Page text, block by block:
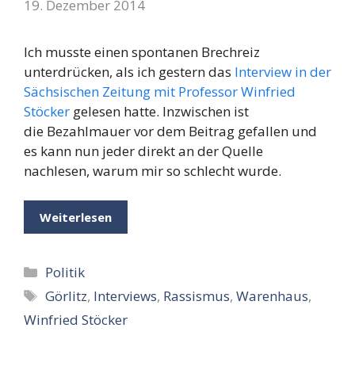
19. Dezember 2014
Ich musste einen spontanen Brechreiz
unterdrücken, als ich gestern das Interview in der
Sächsischen Zeitung mit Professor Winfried
Stöcker gelesen hatte. Inzwischen ist
die Bezahlmauer vor dem Beitrag gefallen und
es kann nun jeder direkt an der Quelle
nachlesen, warum mir so schlecht wurde.
Weiterlesen
Kategorien
Politik
Schlagwörter
Görlitz, Interviews, Rassismus,Warenhaus,
Winfried Stöcker